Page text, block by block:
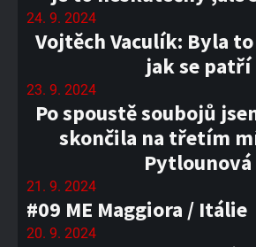
24. 9. 2024
Vojtěch Vaculík: Byla
jak se patří
23. 9. 2024
Po spoustě soubojů
skončila na třetím
Pytlounová
21. 9. 2024
#09 ME Maggiora / Itálie
20. 9. 2024